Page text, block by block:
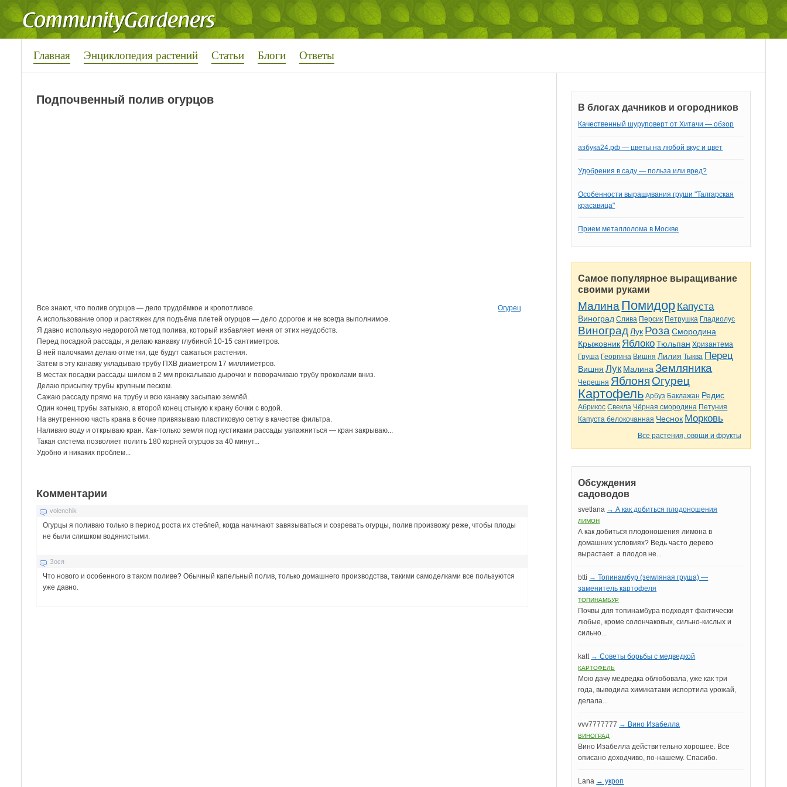
Главная Энциклопедия растений Статьи Блоги Ответы
Подпочвенный полив огурцов
Огурец
Все знают, что полив огурцов — дело трудоёмкое и кропотливое.
А использование опор и растяжек для подъёма плетей огурцов — дело дорогое и не всегда выполнимое.
Я давно использую недорогой метод полива, который избавляет меня от этих неудобств.
Перед посадкой рассады, я делаю канавку глубиной 10-15 сантиметров.
В ней палочками делаю отметки, где будут сажаться растения.
Затем в эту канавку укладываю трубу ПХВ диаметром 17 миллиметров.
В местах посадки рассады шилом в 2 мм прокалываю дырочки и поворачиваю трубу проколами вниз.
Делаю присыпку трубы крупным песком.
Сажаю рассаду прямо на трубу и всю канавку засыпаю землёй.
Один конец трубы затыкаю, а второй конец стыкую к крану бочки с водой.
На внутреннюю часть крана в бочке привязываю пластиковую сетку в качестве фильтра.
Наливаю воду и открываю кран. Как-только земля под кустиками рассады увлажниться — кран закрываю...
Такая система позволяет полить 180 корней огурцов за 40 минут...
Удобно и никаких проблем...
Комментарии
volenchik
Огурцы я поливаю только в период роста их стеблей, когда начинают завязываться и созревать огурцы, полив произвожу реже, чтобы плоды
не были слишком водянистыми.
Зося
Что нового и особенного в таком поливе? Обычный капельный полив, только домашнего производства, такими самоделками все пользуются
уже давно.
В блогах дачников и огородников
Качественный шуруповерт от Хитачи — обзор
азбука24.рф — цветы на любой вкус и цвет
Удобрения в саду — польза или вред?
Особенности выращивания груши "Талгарская
красавица"
Прием металлолома в Москве
Самое популярное выращивание
своими руками
Малина Помидор Капуста
Виноград Слива Персик Петрушка Гладиолус
Виноград Лук Роза Смородина
Крыжовник Яблоко Тюльпан Хризантема
Груша Георгина Вишня Лилия Тыква Перец
Вишня Лук Малина Земляника
Черешня Яблоня Огурец
Картофель Арбуз Баклажан Редис
Абрикос Свекла Чёрная смородина Петуния
Капуста белокочанная Чеснок Морковь
Все растения, овощи и фрукты
Обсуждения
садоводов
svetlana → А как добиться плодоношения
ЛИМОН
А как добиться плодоношения лимона в
домашних условиях? Ведь часто дерево
вырастает. а плодов не...
btti → Топинамбур (земляная груша) —
заменитель картофеля
ТОПИНАМБУР
Почвы для топинамбура подходят фактически
любые, кроме солончаковых, сильно-кислых и
сильно...
katt → Советы борьбы с медведкой
КАРТОФЕЛЬ
Мою дачу медведка облюбовала, уже как три
года, выводила химикатами испортила урожай,
делала...
vvv7777777 → Вино Изабелла
ВИНОГРАД
Вино Изабелла действительно хорошее. Все
описано доходчиво, по-нашему. Спасибо.
Lana → укроп